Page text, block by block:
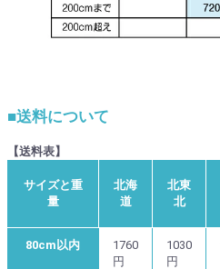
■送料について
【送料表】
サイズと重
量
北海
道
北東
北
80cm以内
1760
円
1030
円